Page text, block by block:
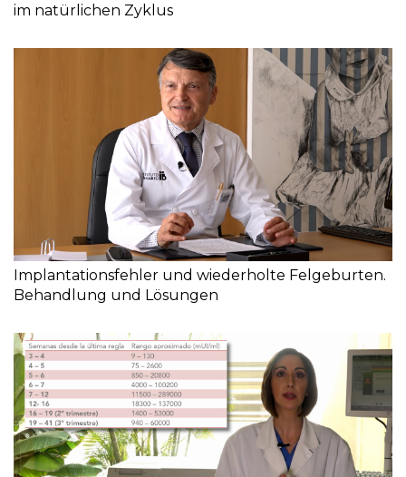
im natürlichen Zyklus
Implantationsfehler und wiederholte Felgeburten.
Behandlung und Lösungen